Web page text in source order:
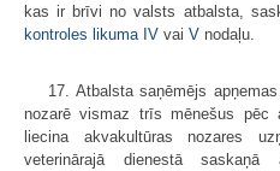
kas ir brīvi no valsts atbalsta,
kontroles likuma IV vai V nodaļu.
17. Atbalsta saņēmējs
nozarē vismaz trīs mēnešus pēc
liecina akvakultūras nozares
veterinārajā dienestā